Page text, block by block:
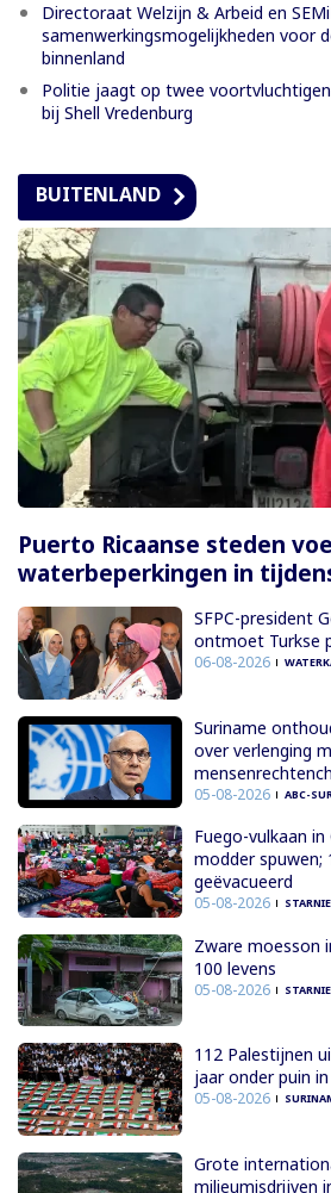
Directoraat Welzijn & Arbeid en
samenwerkingsmogelijkheden voor
binnenland
Politie jaagt op twee
bij Shell Vredenburg
BUITENLAND
Puerto Ricaanse steden
waterbeperkingen in
SFPC-president
ontmoet Turkse
06-08-2026
Suriname
over verlenging
05-08-2026 ABC-
Fuego-vulkaan
modder spuwen;
geëvacueerd
05-08-2026
Zware moesson
100 levens
05-08-2026
112 Palestijnen
jaar onder puin
05-08-2026
Grote
milieumisdrijven